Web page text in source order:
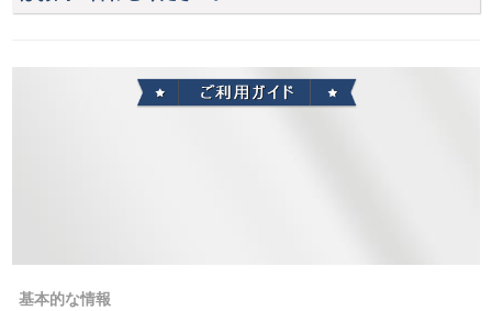
基本的な情報